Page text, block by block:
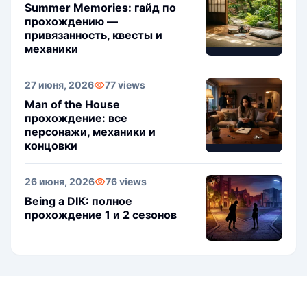
Summer Memories: гайд по
прохождению —
привязанность, квесты и
механики
27 июня, 2026 77 views
Man of the House
прохождение: все
персонажи, механики и
концовки
26 июня, 2026 76 views
Being a DIK: полное
прохождение 1 и 2 сезонов